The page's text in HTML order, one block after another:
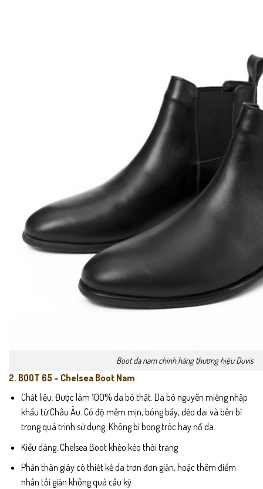
Boot da nam chính hãng thương hiệu Duvis
2. BOOT 65 – Chelsea Boot Nam
Chất liệu: Được làm 100% da bò thật. Da bò nguyên miếng nhập
khẩu từ Châu Âu. Có độ mềm mịn, bóng bẩy, dẻo dai và bền bỉ
trong quá trình sử dụng. Không bỉ bong tróc hay nổ da.
Kiểu dáng: Chelsea Boot khéo kéo thời trang
Phần thân giày có thiết kế da trơn đơn giản, hoặc thêm điểm
nhấn tối giản không quá cầu kỳ